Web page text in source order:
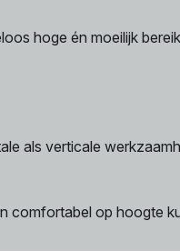
hoge én moeilijk
als verticale
comfortabel op hoogte